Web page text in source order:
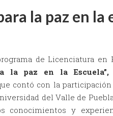
la paz en la
de Licenciatura
la paz en la Escuela”,
contó con la
del Valle de
conocimientos y